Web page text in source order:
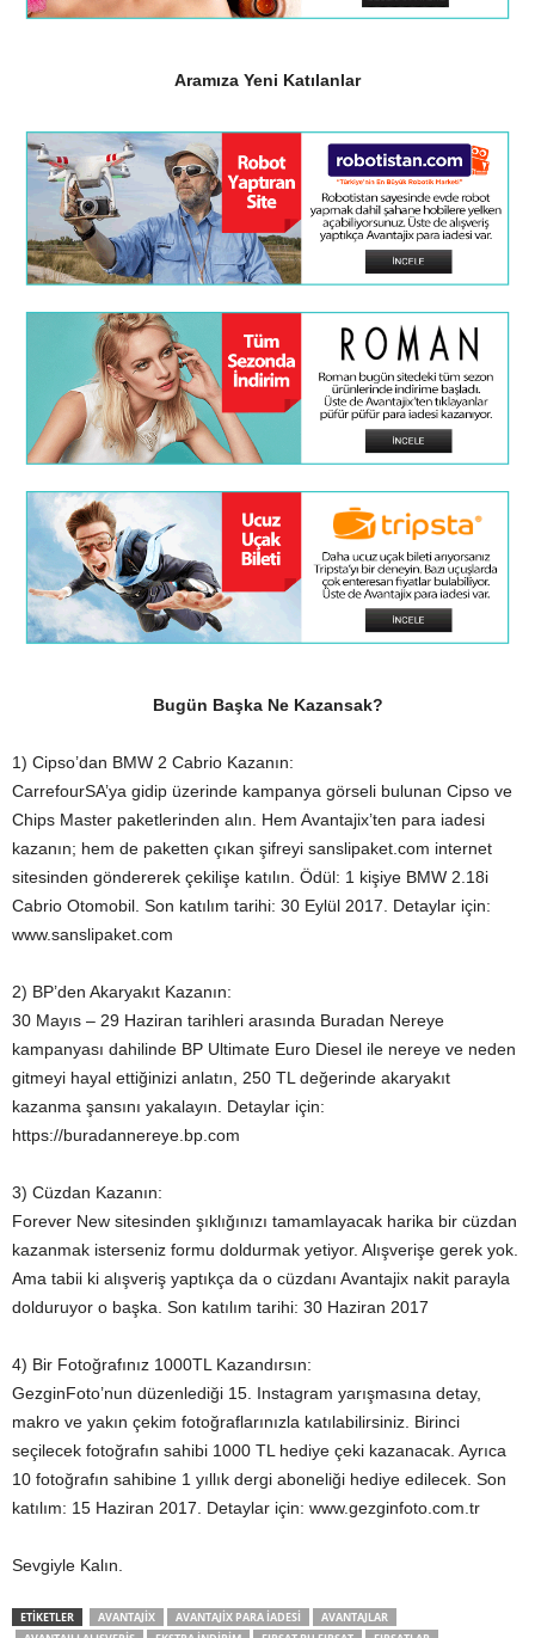
Aramıza Yeni Katılanlar
Bugün Başka Ne Kazansak?
1) Cipso’dan BMW 2 Cabrio Kazanın:
CarrefourSA’ya gidip üzerinde kampanya görseli bulunan Cipso ve
Chips Master paketlerinden alın. Hem Avantajix’ten para iadesi
kazanın; hem de paketten çıkan şifreyi sanslipaket.com internet
sitesinden göndererek çekilişe katılın. Ödül: 1 kişiye BMW 2.18i
Cabrio Otomobil. Son katılım tarihi: 30 Eylül 2017. Detaylar için:
www.sanslipaket.com
2) BP’den Akaryakıt Kazanın:
30 Mayıs – 29 Haziran tarihleri arasında Buradan Nereye
kampanyası dahilinde BP Ultimate Euro Diesel ile nereye ve neden
gitmeyi hayal ettiğinizi anlatın, 250 TL değerinde akaryakıt
kazanma şansını yakalayın. Detaylar için:
https://buradannereye.bp.com
3) Cüzdan Kazanın:
Forever New sitesinden şıklığınızı tamamlayacak harika bir cüzdan
kazanmak isterseniz formu doldurmak yetiyor. Alışverişe gerek yok.
Ama tabii ki alışveriş yaptıkça da o cüzdanı Avantajix nakit parayla
dolduruyor o başka. Son katılım tarihi: 30 Haziran 2017
4) Bir Fotoğrafınız 1000TL Kazandırsın:
GezginFoto’nun düzenlediği 15. Instagram yarışmasına detay,
makro ve yakın çekim fotoğraflarınızla katılabilirsiniz. Birinci
seçilecek fotoğrafın sahibi 1000 TL hediye çeki kazanacak. Ayrıca
10 fotoğrafın sahibine 1 yıllık dergi aboneliği hediye edilecek. Son
katılım: 15 Haziran 2017. Detaylar için: www.gezginfoto.com.tr
Sevgiyle Kalın.
ETIKETLER AVANTAJIX AVANTAJIX PARA IADESI
AVANTAJLAR